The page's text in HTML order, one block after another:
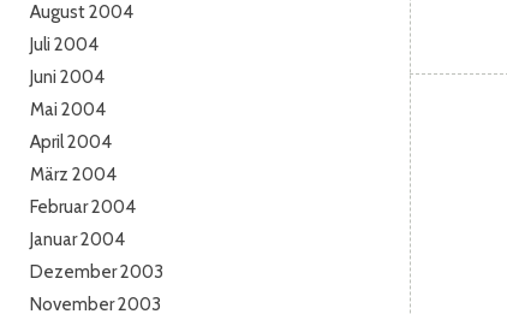
August 2004
Juli 2004
Juni 2004
Mai 2004
April 2004
März 2004
Februar 2004
Januar 2004
Dezember 2003
November 2003